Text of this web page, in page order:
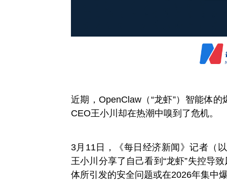
近期，OpenClaw（“龙虾”）智能体
CEO王小川却在热潮中嗅到了危机。
3月11日，《每日经济新闻》记者（
王小川分享了自己看到“龙虾”失控导
体所引发的安全问题或在2026年集中